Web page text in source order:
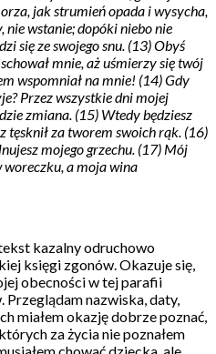
jak strumień opada i wysycha,
nie wstanie; dopóki niebo nie
się ze swojego snu. (13) Obyś
mnie, aż uśmierzy się twój
wspomniał na mnie! (14) Gdy
Przez wszystkie dni mojej
zmiana. (15) Wtedy będziesz
tęsknił za tworem swoich rąk. (16)
mojego grzechu. (17) Mój
woreczku, a moja wina
kazalny odruchowo
księgi zgonów. Okazuje się,
obecności w tej parafii
Przeglądam nazwiska, daty,
miałem okazję dobrze poznać,
za życia nie poznałem